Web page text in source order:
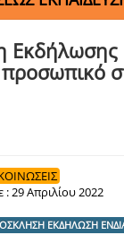
προσωπικό
29 Απριλίου 2022
ΕΚΔΗΛΩΣΗ